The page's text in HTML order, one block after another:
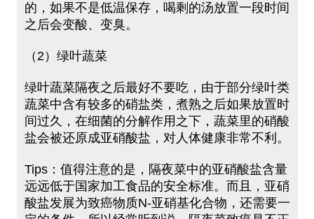
的，如果不是低温保存，喝剩的汤放置一段时间
之后会变酸、变臭。
（2）绿叶蔬菜
绿叶蔬菜隔夜之后最好不要吃，由于部分绿叶类
蔬菜中含有较多的硝盐类，煮熟之后如果放置时
间过久，在细菌的分解作用之下，蔬菜里的硝酸
盐会被还原成亚硝酸盐，对人体健康非常不利。
Tips：值得注意的是，隔夜菜中的亚硝酸盐含量
远远低于国家加工食品的安全标准。而且，亚硝
酸盐发展为致癌物质N-亚硝基化合物，还需要一